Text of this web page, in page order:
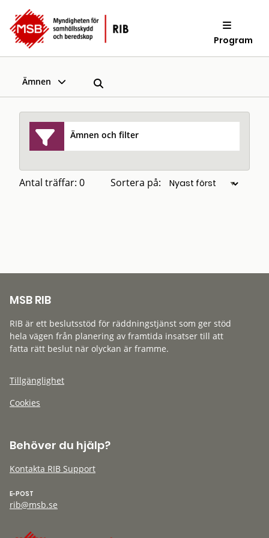
Program
Ämnen
Ämnen och filter
Antal träffar: 0 Sortera på:
MSB RIB
RIB är ett beslutsstöd för räddningstjänst som ger stöd
hela vägen från planering av framtida insatser till att
fatta rätt beslut när olyckan är framme.
Tillgänglighet
Cookies
Behöver du hjälp?
Kontakta RIB Support
E-POST
rib@msb.se